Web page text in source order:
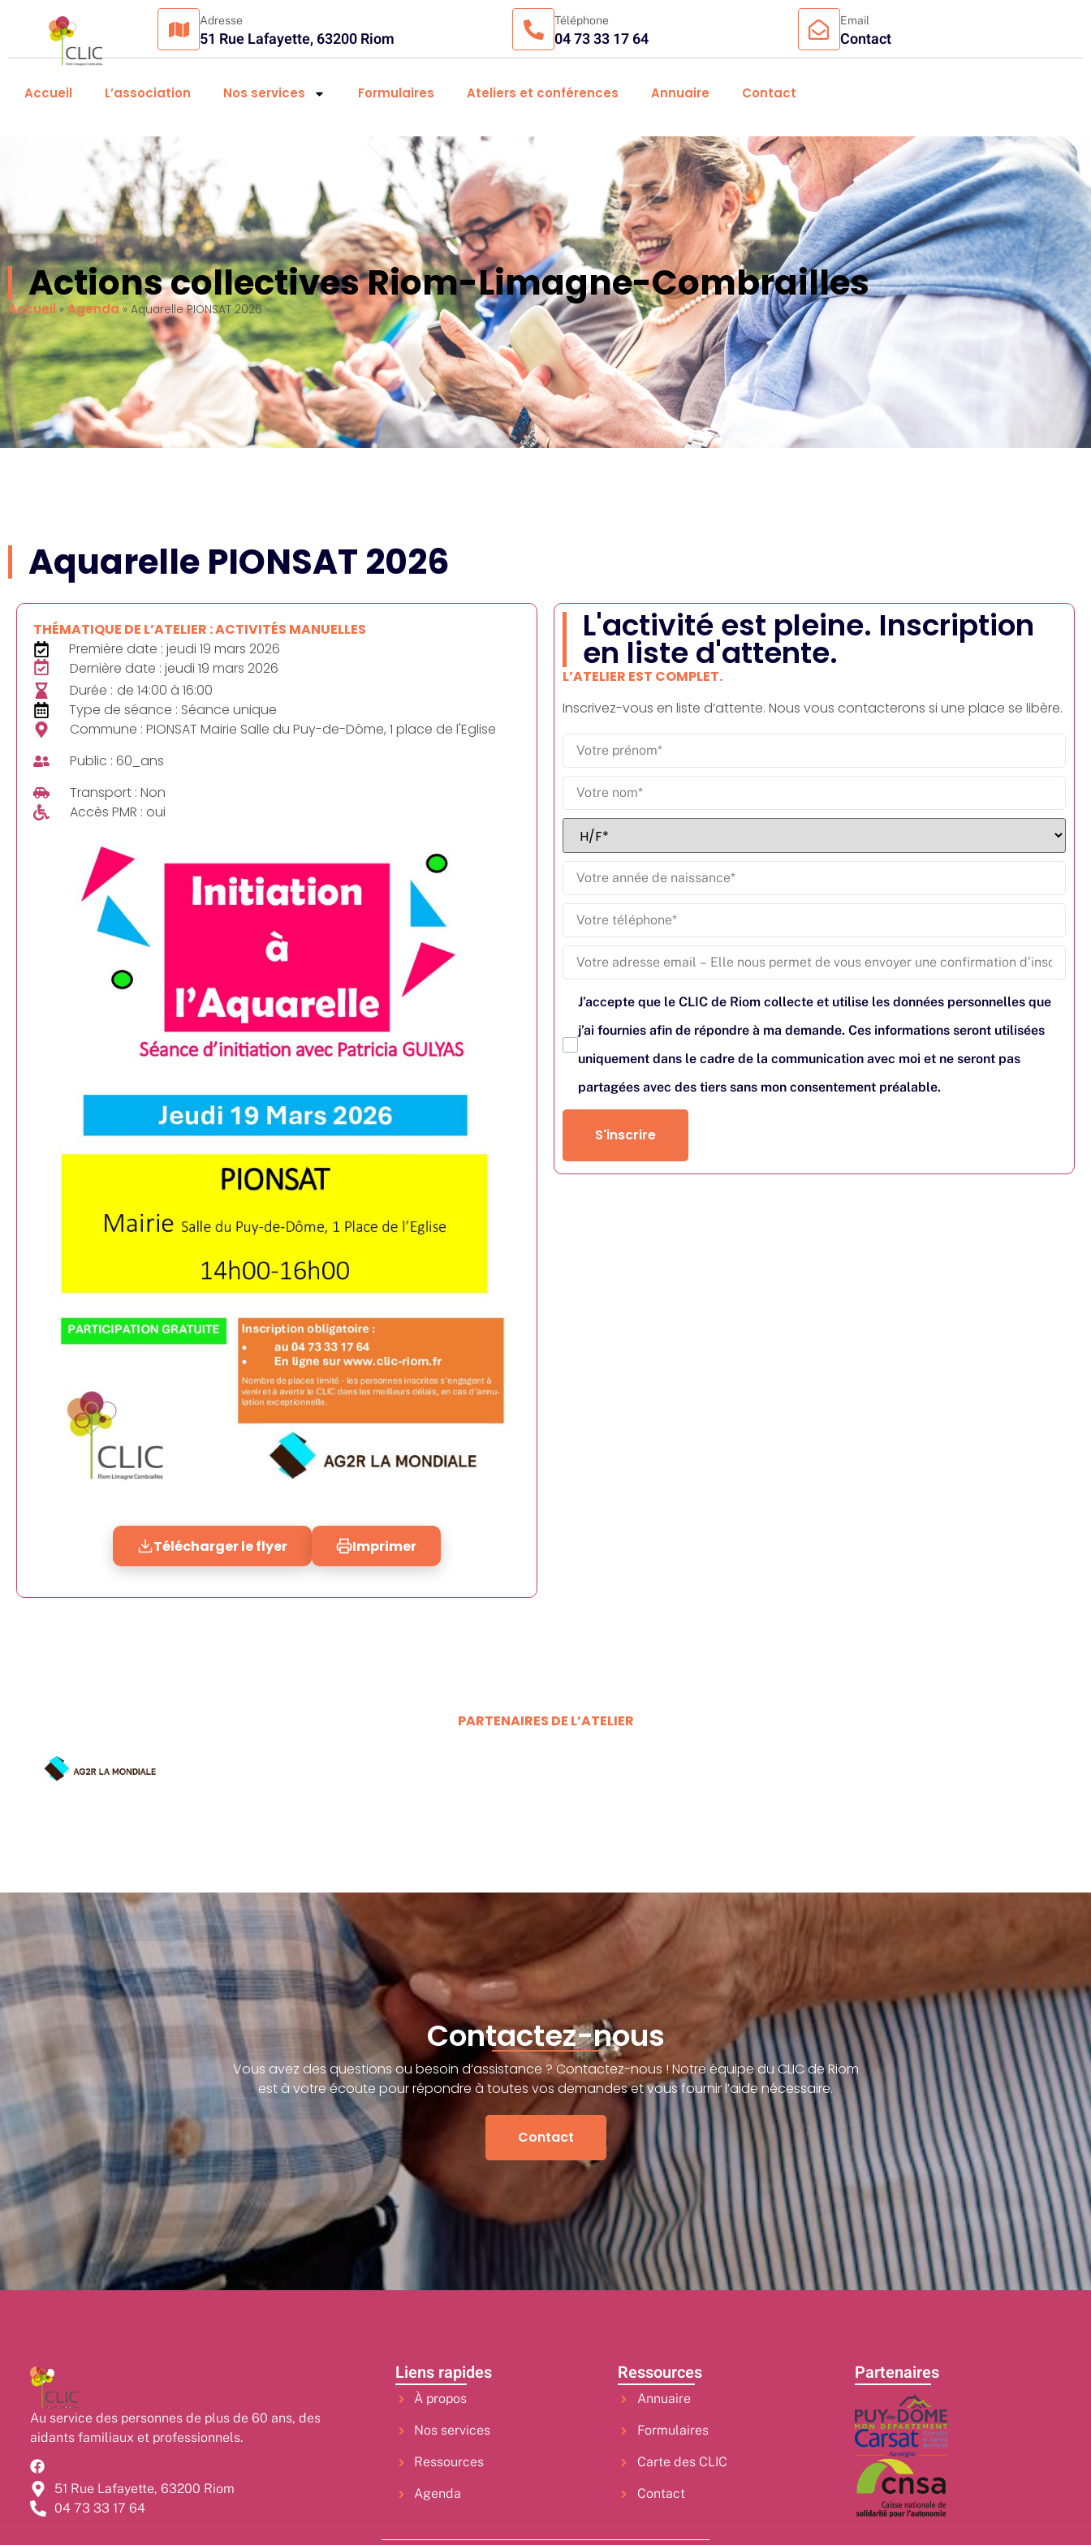
Adresse
51 Rue Lafayette, 63200 Riom
Téléphone
04 73 33 17 64
Email
Contact
Accueil L’association Nos services Formulaires Ateliers et conférences Annuaire Contact
Actions collectives Riom-Limagne-Combrailles
Accueil » Agenda» Aquarelle PIONSAT 2026
Aquarelle PIONSAT 2026
THÉMATIQUE DE L’ATELIER : ACTIVITÉS MANUELLES
Première date : jeudi 19 mars 2026
Dernière date : jeudi 19 mars 2026
Durée : de 14:00 à 16:00
Type de séance : Séance unique
Commune : PIONSAT Mairie Salle du Puy-de-Dôme, 1 place de l'Eglise
Public : 60_ans
Transport : Non
Accès PMR : oui
Télécharger le flyer Imprimer
L'activité est pleine. Inscription
en liste d'attente.
L’ATELIER EST COMPLET.
Inscrivez-vous en liste d’attente. Nous vous contacterons si une place se libère.
J’accepte que le CLIC de Riom collecte et utilise les données personnelles que
j’ai fournies afin de répondre à ma demande. Ces informations seront utilisées
uniquement dans le cadre de la communication avec moi et ne seront pas
partagées avec des tiers sans mon consentement préalable.
S'inscrire
PARTENAIRES DE L’ATELIER
Contactez-nous
Vous avez des questions ou besoin d’assistance ? Contactez-nous ! Notre équipe du CLIC de Riom
est à votre écoute pour répondre à toutes vos demandes et vous fournir l’aide nécessaire.
Contact
Au service des personnes de plus de 60 ans, des
aidants familiaux et professionnels.
51 Rue Lafayette, 63200 Riom
04 73 33 17 64
Liens rapides
À propos
Nos services
Ressources
Agenda
Ressources
Annuaire
Formulaires
Carte des CLIC
Contact
Partenaires